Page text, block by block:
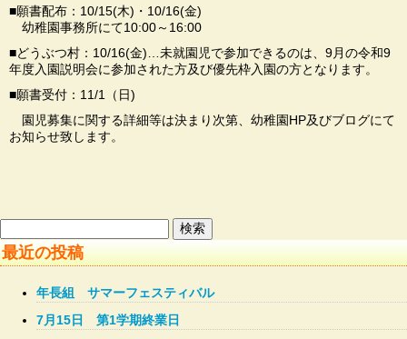
■願書配布：10/15(木)・10/16(金)
幼稚園事務所にて10:00～16:00
■どうぶつ村：10/16(金)…未就園児で参加できるのは、9月の令和9
年度入園説明会に参加された方及び優先枠入園の方となります。
■願書受付：11/1（日)
園児募集に関する詳細等は決まり次第、幼稚園HP及びブログにて
お知らせ致します。
検
索:
最近の投稿
年長組 サマーフェスティバル
7月15日 第1学期終業日